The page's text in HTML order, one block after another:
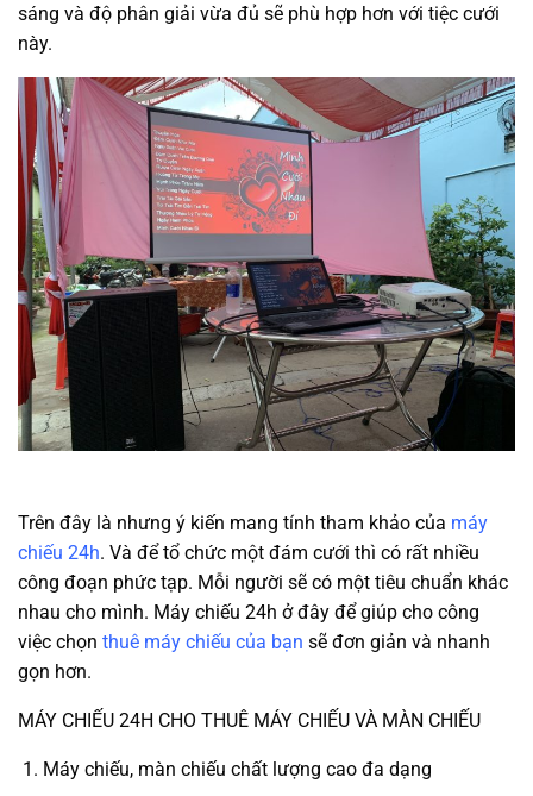
sáng và độ phân giải vừa đủ sẽ phù hợp hơn với tiệc cưới
này.
Trên đây là nhưng ý kiến mang tính tham khảo của máy
chiếu 24h. Và để tổ chức một đám cưới thì có rất nhiều
công đoạn phức tạp. Mỗi người sẽ có một tiêu chuẩn khác
nhau cho mình. Máy chiếu 24h ở đây để giúp cho công
việc chọn thuê máy chiếu của bạn sẽ đơn giản và nhanh
gọn hơn.
MÁY CHIẾU 24H CHO THUÊ MÁY CHIẾU VÀ MÀN CHIẾU
Máy chiếu, màn chiếu chất lượng cao đa dạng